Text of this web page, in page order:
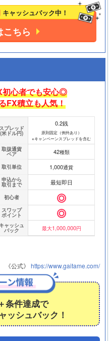
キャッシュバック中！
こちら
初心者でも安心◎
FX積立も人気！
スプレッド
(米ドル円)
0.2銭
原則固定（例外あり）
※キャンペーンスプレッドを含む
取扱通貨
ペア 42種類
取引単位 1,000通貨
申込から
取引まで 最短即日
初心者
スワップ
ポイント
キャッシュ
バック 最大1,000,000円
《公式》 https://www.gaitame.com/
条件達成で
ッシュバック！